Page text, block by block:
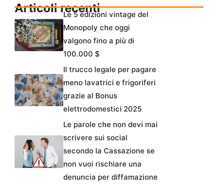
Articoli recentiLe 5 edizioni vintage del
Monopoly che oggi
valgono fino a più di
100.000 $
Il trucco legale per pagare
meno lavatrici e frigoriferi
grazie al Bonus
elettrodomestici 2025
Le parole che non devi mai
scrivere sui social
secondo la Cassazione se
non vuoi rischiare una
denuncia per diffamazione